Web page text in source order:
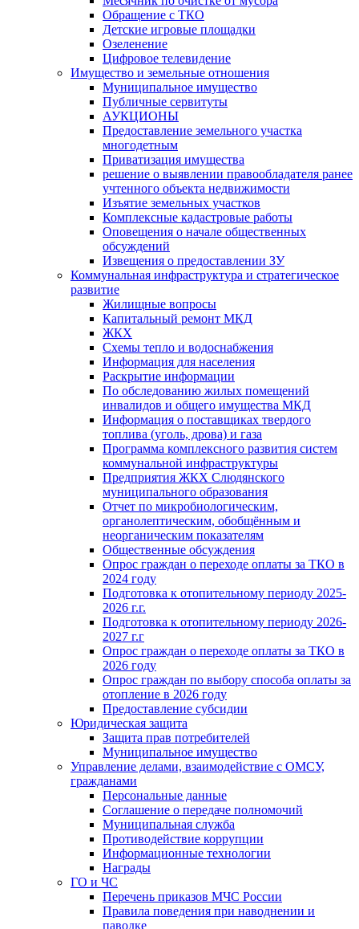
Обращение с ТКО
Детские игровые площадки
Озеленение
Цифровое телевидение
Имущество и земельные отношения
Муниципальное имущество
Публичные сервитуты
АУКЦИОНЫ
Предоставление земельного участка
многодетным
Приватизация имущества
решение о выявлении правообладателя ранее
учтенного объекта недвижимости
Изъятие земельных участков
Комплексные кадастровые работы
Оповещения о начале общественных
обсуждений
Извещения о предоставлении ЗУ
Коммунальная инфраструктура и стратегическое
развитие
Жилищные вопросы
Капитальный ремонт МКД
ЖКХ
Схемы тепло и водоснабжения
Информация для населения
Раскрытие информации
По обследованию жилых помещений
инвалидов и общего имущества МКД
Информация о поставщиках твердого
топлива (уголь, дрова) и газа
Программа комплексного развития систем
коммунальной инфраструктуры
Предприятия ЖКХ Слюдянского
муниципального образования
Отчет по микробиологическим,
органолептическим, обобщённым и
неорганическим показателям
Общественные обсуждения
Опрос граждан о переходе оплаты за ТКО в
2024 году
Подготовка к отопительному периоду 2025-
2026 г.г.
Подготовка к отопительному периоду 2026-
2027 г.г
Опрос граждан о переходе оплаты за ТКО в
2026 году
Опрос граждан по выбору способа оплаты за
отопление в 2026 году
Предоставление субсидии
Юридическая защита
Защита прав потребителей
Муниципальное имущество
Управление делами, взаимодействие с ОМСУ,
гражданами
Персональные данные
Соглашение о передаче полномочий
Муниципальная служба
Противодействие коррупции
Информационные технологии
Награды
ГО и ЧС
Перечень приказов МЧС России
Правила поведения при наводнении и
паводке